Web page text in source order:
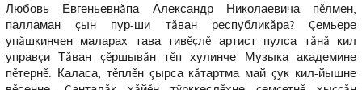
Любовь Евгеньевнăпа Александр Николаевича пĕлмен,
палламан çын пур-ши тăван республикăра? Çемьере
упăшкинчен маларах тава тивĕçлĕ артист пулса тăнă кил
управçи Тăван çĕршывăн тĕп хулинче Музыка академине
пĕтернĕ. Каласа, тĕплĕн çырса кăтартма май çук кил-йышне